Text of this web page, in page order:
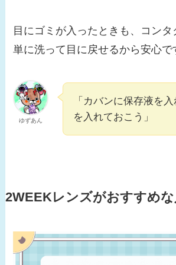
目にゴミが入ったときも、コン
単に洗って目に戻せるから安心で
ゆずあん
「カバンに保存液を
を入れておこう」
2WEEKレンズがおすすめな